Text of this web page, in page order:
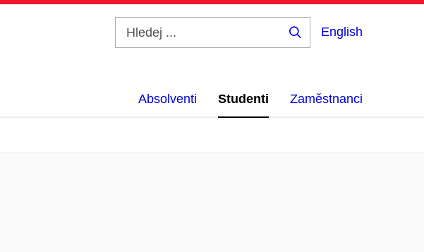
English
Absolventi Studenti Zaměstnanci